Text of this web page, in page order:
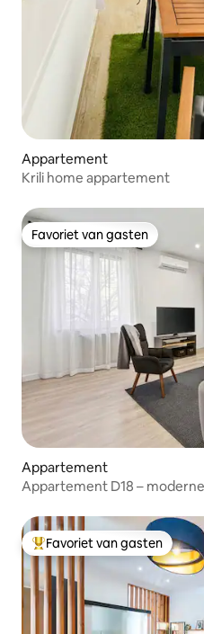
Appartement
Krili home appartement
Favoriet van gasten
Favoriet van gasten
Appartement
Appartement D18 –
Topfavoriet van gasten
Favoriet van gasten